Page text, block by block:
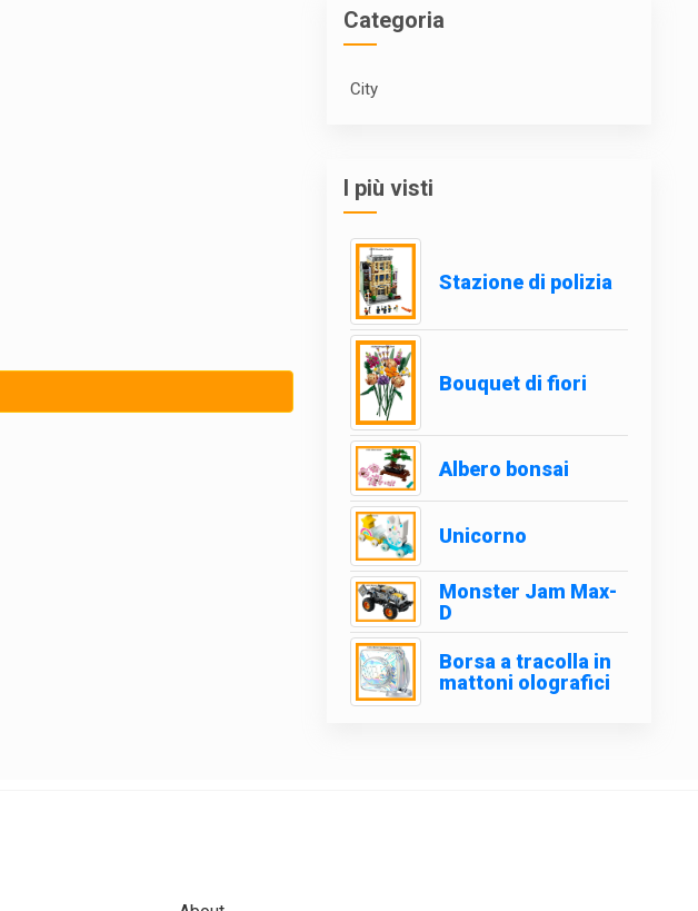
Categoria
City
I più visti
Stazione di polizia
Bouquet di fiori
Albero bonsai
Unicorno
Monster Jam Max-
D
Borsa a tracolla in
mattoni olografici